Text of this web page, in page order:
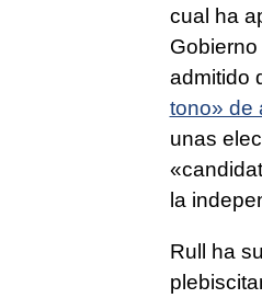
cual ha
admitido
tono» de
unas
la
Rull ha